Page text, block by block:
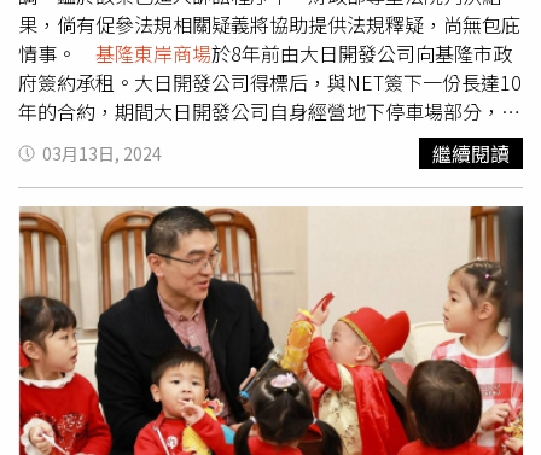
申告筆錄。故本件絕無「檢察官疑睡覺未受理申告」之情
事。基檢強調，該署當日仍有「打詐專案」進行中，且當日
內勤案件量大，檢察官、書記官及法警同仁均持續忙碌到深
夜，拘留室內人犯亦需有法警執行戒護勤務，故申告鈴響
起，一時間數名法警實分身乏術，直至任務互相完成調整及
代理，方擇由涂姓法警前往申告鈴設置處瞭解狀況。對於讓
申告人等候一節，已請法警同仁日後盡量排除萬難加速處
理。基檢重申，該案受理後即分他字案依法進行調查，承辦
檢察官在積極查證後，認有必要，已於2024年3月1日同步
傳訊告訴人NET公司代表、基隆市市長、交通處處長等人。
目前整起案件尚在偵查中，本署持續秉持不偏不倚之公正立
場，積極偵辦此案，釐清整起案件是否涉及刑事不法。
果，倘有促參法規相關疑義將協助提供法規釋疑，尚無包庇
情事。 基隆東岸商場於8年前由大日開發公司向基隆市政
府簽約承租。大日開發公司得標后，與NET簽下一份長達10
年的合約，期間大日開發公司自身經營地下停車場部分，將
1樓出租NET，自己則經營B1到B4的停車場。2023年約滿
時，經基隆市政府重新招標由微風集團在2月1日進駐接手。
不過，NET主張擁有2至4樓的產權建物產權，市府只擁有地
下4樓到地上1樓的產權，雙方各執一詞。 財政部針對相關
事宜提出4澄清，第一：OT案與ROT案兩者不同。依促進民
間參與公共建設法(下稱促參法)規定，OT案係「民間機構營
運政府投資興建完成之建設，營運期間屆滿後，營運權歸還
政府」，ROT案係「民間機構投資增建、改建及修建政府現
有建設並為營運，營運期間屆滿後，營運權歸還政府」，兩
者差異顯而易見。第二：基隆市東岸停車場無OT案轉為
ROT案之情形經檢視基隆市東岸停車場案投資契約，明訂該
03月13日, 2024 繼續閱讀